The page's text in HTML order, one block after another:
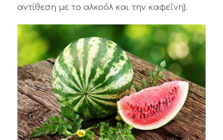
αντίθεση με το αλκοόλ και την καφεΐνη).